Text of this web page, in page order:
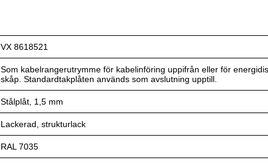
VX 8618521
Som kabelrangerutrymme för kabelinföring uppifrån eller för
skåp. Standardtakplåten används som avslutning upptill.
Stålplåt, 1,5 mm
Lackerad, strukturlack
RAL 7035